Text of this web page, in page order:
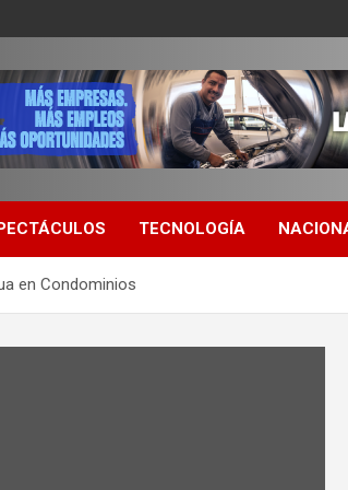
TECNOLOGÍA
en Condominios